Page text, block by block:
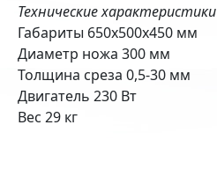
Технические характеристики
Габариты 650х500х450 мм
Диаметр ножа 300 мм
Толщина среза 0,5-30 мм
Двигатель 230 Вт
Вес 29 кг